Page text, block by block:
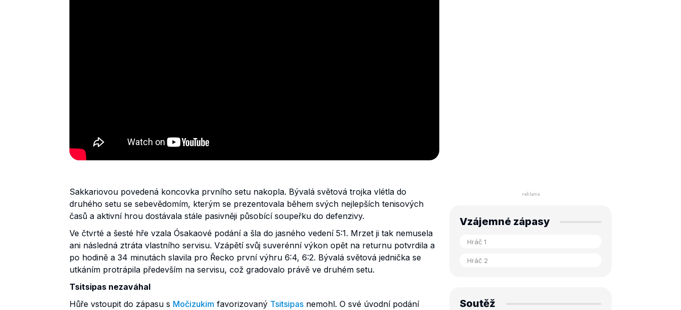
Sakkariovou povedená koncovka prvního setu nakopla. Bývalá světová trojka vlétla do
druhého setu se sebevědomím, kterým se prezentovala během svých nejlepších tenisových
časů a aktivní hrou dostávala stále pasivněji působící soupeřku do defenzivy.
Ve čtvrté a šesté hře vzala Ósakaové podání a šla do jasného vedení 5:1. Mrzet ji tak nemusela
ani následná ztráta vlastního servisu. Vzápětí svůj suverénní výkon opět na returnu potvrdila a
po hodině a 34 minutách slavila pro Řecko první výhru 6:4, 6:2. Bývalá světová jednička se
utkáním protrápila především na servisu, což gradovalo právě ve druhém setu.
Tsitsipas nezaváhal
Hůře vstoupit do zápasu s Močizukim favorizovaný Tsitsipas nemohl. O své úvodní podání
Vzájemné zápasy
Soutěž